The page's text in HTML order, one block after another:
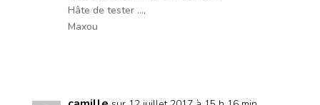
Hâte de tester …,
Maxou